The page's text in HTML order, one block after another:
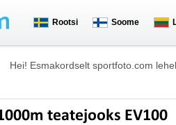
Rootsi Soome
Hei! Esmakordselt sportfoto.com
teatejooks EV100